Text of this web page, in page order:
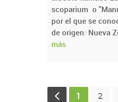
scoparium o
por el que se
de origen: Nueva
más
1 2